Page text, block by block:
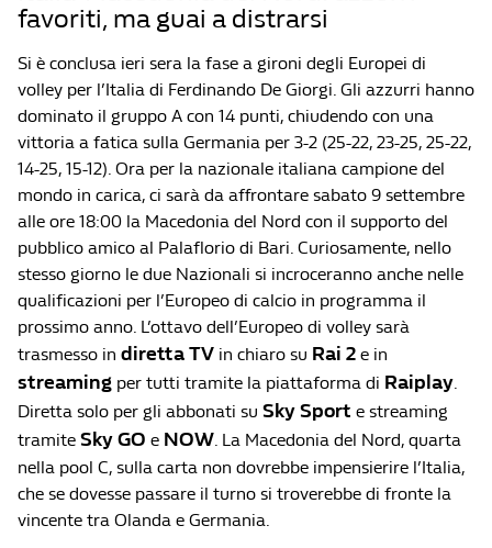
favoriti, ma guai a distrarsi
Si è conclusa ieri sera la fase a gironi degli Europei di
volley per l’Italia di Ferdinando De Giorgi. Gli azzurri hanno
dominato il gruppo A con 14 punti, chiudendo con una
vittoria a fatica sulla Germania per 3-2 (25-22, 23-25, 25-22,
14-25, 15-12). Ora per la nazionale italiana campione del
mondo in carica, ci sarà da affrontare sabato 9 settembre
alle ore 18:00 la Macedonia del Nord con il supporto del
pubblico amico al Palaflorio di Bari. Curiosamente, nello
stesso giorno le due Nazionali si incroceranno anche nelle
qualificazioni per l’Europeo di calcio in programma il
prossimo anno. L’ottavo dell’Europeo di volley sarà
trasmesso in diretta TV in chiaro su Rai 2 e in
streaming per tutti tramite la piattaforma di Raiplay.
Diretta solo per gli abbonati su Sky Sport e streaming
tramite Sky GO e NOW. La Macedonia del Nord, quarta
nella pool C, sulla carta non dovrebbe impensierire l’Italia,
che se dovesse passare il turno si troverebbe di fronte la
vincente tra Olanda e Germania.